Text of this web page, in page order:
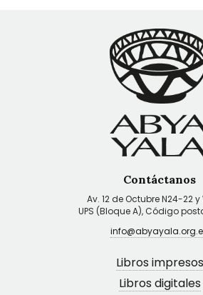
Contáctanos
Av. 12 de Octubre N24-22 y
UPS (Bloque A), Código
Libros impresos
Libros digitales